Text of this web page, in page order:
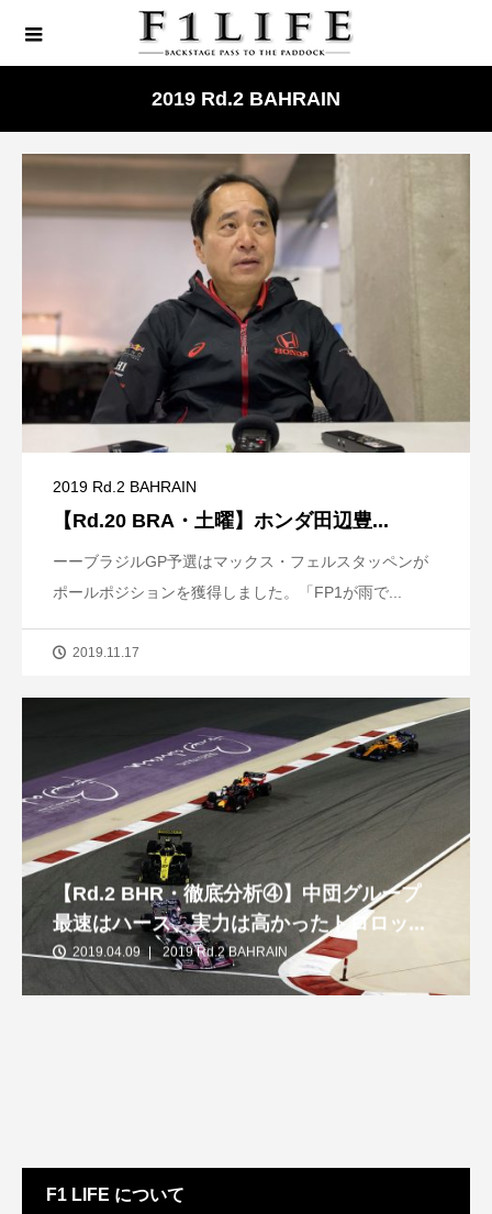
2019 Rd.2 BAHRAIN
2019 Rd.2 BAHRAIN
【Rd.20 BRA・土曜】ホンダ田辺豊...
ーーブラジルGP予選はマックス・フェルスタッペンが
ポールポジションを獲得しました。「FP1が雨で...
2019.11.17
【Rd.2 BHR・徹底分析④】中団グループ
最速はハース、実力は高かったトロロッ...
2019.04.09 2019 Rd.2 BAHRAIN
F1 LIFE について